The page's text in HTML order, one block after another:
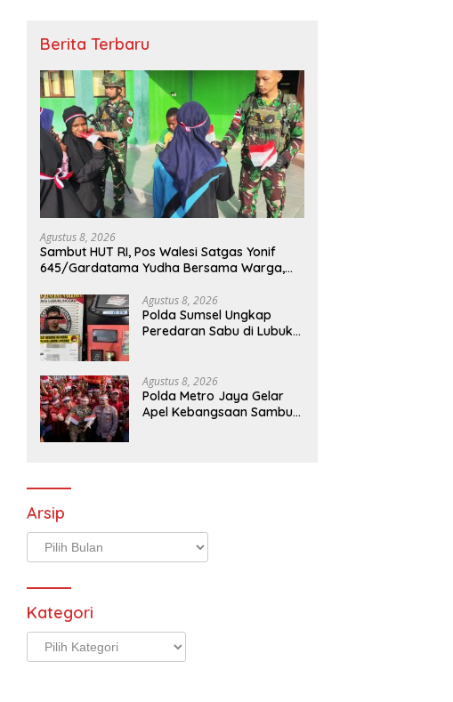
Berita Terbaru
Agustus 8, 2026
Sambut HUT RI, Pos Walesi Satgas Yonif
645/Gardatama Yudha Bersama Warga,
Agustus 8, 2026
Polda Sumsel Ungkap
Peredaran Sabu di Lubuk
Agustus 8, 2026
Polda Metro Jaya Gelar
Apel Kebangsaan Sambut
Arsip
Arsip
Kategori
Kategori